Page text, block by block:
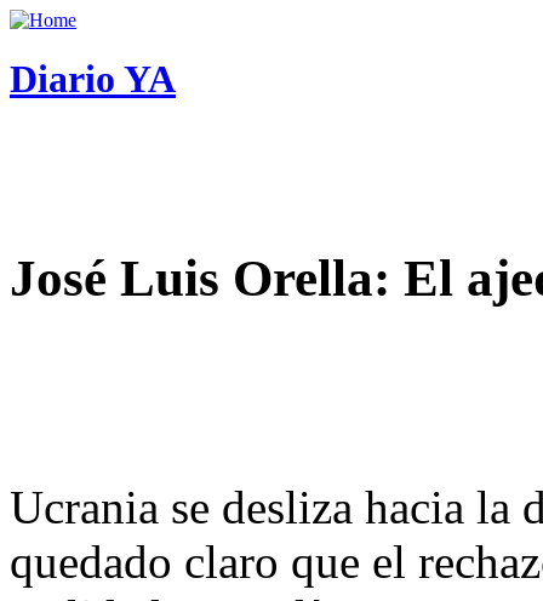
Diario YA
José Luis Orella: El
Ucrania se desliza hacia
quedado claro que el